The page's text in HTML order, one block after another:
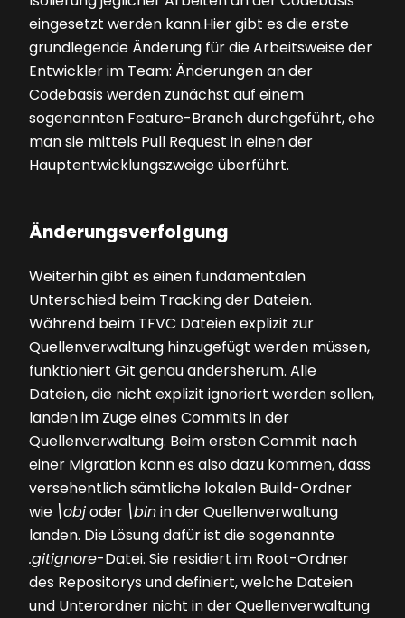
eingesetzt werden kann.Hier gibt es die erste
grundlegende Änderung für die Arbeitsweise der
Entwickler im Team: Änderungen an der
Codebasis werden zunächst auf einem
sogenannten Feature-Branch durchgeführt, ehe
man sie mittels Pull Request in einen der
Hauptentwicklungszweige überführt.
Änderungsverfolgung
Weiterhin gibt es einen fundamentalen
Unterschied beim Tracking der Dateien.
Während beim TFVC Dateien explizit zur
Quellenverwaltung hinzugefügt werden müssen,
funktio­niert Git genau andersherum. Alle
Dateien, die nicht explizit ignoriert werden sollen,
landen im Zuge eines Commits in der
Quellenverwaltung. Beim ersten Commit nach
einer Migra­tion kann es also dazu kommen, dass
versehentlich sämtliche lokalen Build-Ordner
wie \objoder \binin der Quellenverwaltung
landen. Die Lösung dafür ist die sogenannte
.gitignore-Datei. Sie residiert im Root-Ordner
des Repositorys und definiert, welche Dateien
und Unterordner nicht in der Quellenverwaltung